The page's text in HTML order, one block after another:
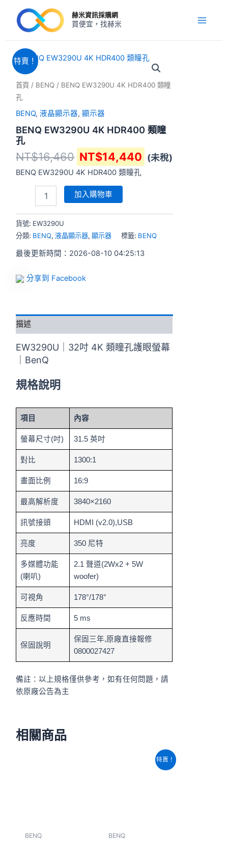
赫米資訊採購網
買便宜，找赫米
Menu
特賣！
首頁 / BENQ / BENQ EW3290U 4K HDR400 類瞳
孔
BENQ,液晶顯示器,顯示器
BENQ EW3290U 4K HDR400 類瞳
孔
NT$16,460
原
價
NT$14,440
目
前
價
(未稅)
BENQ EW3290U 4K HDR400 類瞳孔
BENQ
EW3290U
4K
HDR400
類
孔
數
量
加入購物車
貨號: EW3290U
分類: BENQ,液晶顯示器,顯示器 標籤: BENQ
最後更新時間：2026-08-10 04:25:13
分享到 Facebook
描述
EW3290U｜32吋 4K 類瞳孔護眼螢幕
｜BenQ
規格說明
項目 內容
螢幕尺寸(吋) 31.5 英吋
對比 1300:1
畫面比例 16:9
最高解析度 3840×2160
訊號接頭 HDMI (v2.0),USB
亮度 350 尼特
多媒體功能
(喇叭)
2.1 聲道(2Wx2 + 5W
woofer)
可視角 178°/178°
反應時間 5 ms
保固說明
保固三年,原廠直接報修
0800027427
備註：以上規格僅供參考，如有任何問題，請
依原廠公告為主
相關商品
BENQ
特賣！
BENQ